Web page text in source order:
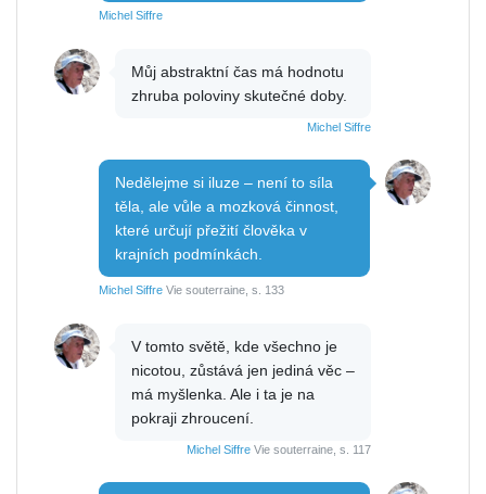
Michel Siffre
Můj abstraktní čas má hodnotu
zhruba poloviny skutečné doby.
Michel Siffre
Nedělejme si iluze – není to síla
těla, ale vůle a mozková činnost,
které určují přežití člověka v
krajních podmínkách.
Michel Siffre Vie souterraine, s. 133
V tomto světě, kde všechno je
nicotou, zůstává jen jediná věc –
má myšlenka. Ale i ta je na
pokraji zhroucení.
Michel Siffre Vie souterraine, s. 117